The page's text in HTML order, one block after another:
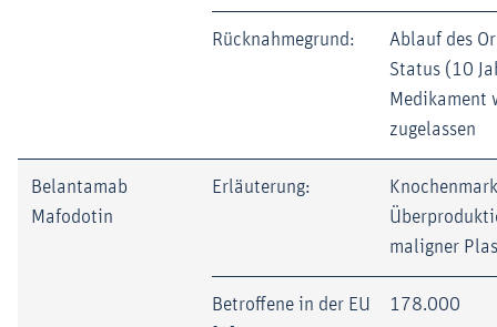
Rücknahmegrund:
Ablauf des
Status (10
Medikament
zugelassen
Belantamab
Mafodotin
Erläuterung:
maligner
Betroffene in der EU
178.000